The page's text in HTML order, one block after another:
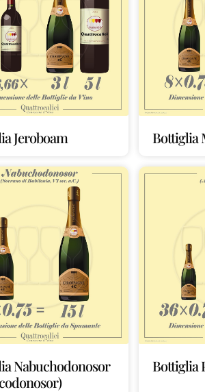
Jeroboam Bottiglia
Nabuchodonosor
Bottiglia